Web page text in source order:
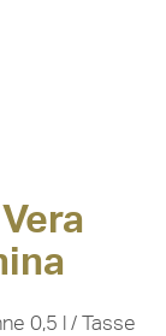
0,5 l / Tasse